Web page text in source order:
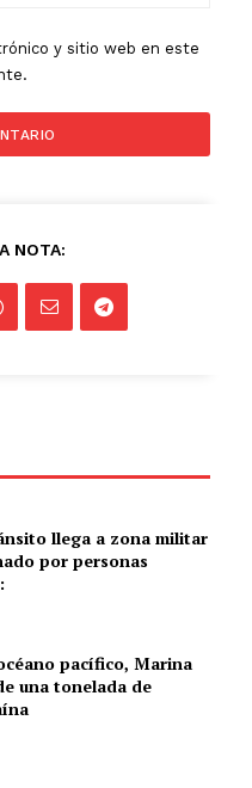
y sitio web en este
NOTA:
llega a zona militar
por personas
pacífico, Marina
una tonelada de